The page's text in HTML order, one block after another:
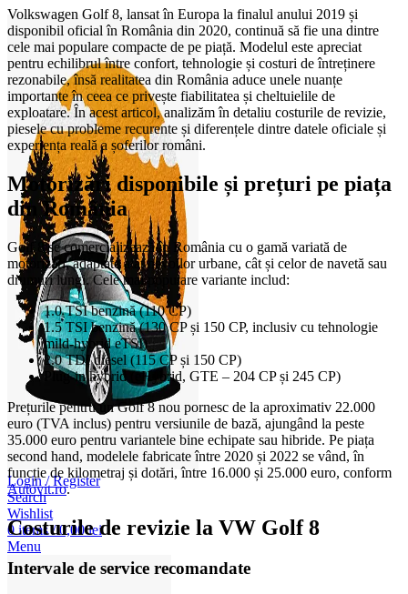
Login / Register
Search
Wishlist
0items / 0,00lei
Menu
Volkswagen Golf 8, lansat în Europa la finalul anului 2019 și
disponibil oficial în România din 2020, continuă să fie una dintre
cele mai populare compacte de pe piață. Modelul este apreciat
pentru echilibrul între confort, tehnologie și costuri de întreținere
rezonabile, însă realitatea din România aduce unele nuanțe
importante în ceea ce privește fiabilitatea și cheltuielile de
exploatare. În acest articol, analizăm în detaliu costurile de revizie,
piesele cu probleme recurente și diferențele dintre datele oficiale și
experiența reală a șoferilor români.
Motorizări disponibile și prețuri pe piața
din România
Golf 8 se comercializează în România cu o gamă variată de
motorizări, adaptate atât nevoilor urbane, cât și celor de navetă sau
drumuri lungi. Cele mai populare variante includ:
1.0 TSI benzină (110 CP)
1.5 TSI benzină (130 CP și 150 CP, inclusiv cu tehnologie
mild-hybrid eTSI)
2.0 TDI diesel (115 CP și 150 CP)
Plug-in hybrid (eHybrid, GTE – 204 CP și 245 CP)
Prețurile pentru un Golf 8 nou pornesc de la aproximativ 22.000
euro (TVA inclus) pentru versiunile de bază, ajungând la peste
35.000 euro pentru variantele bine echipate sau hibride. Pe piața
second hand, modelele fabricate între 2020 și 2022 se vând, în
funcție de kilometraj și dotări, între 16.000 și 25.000 euro, conform
Autovit.ro.
Costurile de revizie la VW Golf 8
Intervale de service recomandate